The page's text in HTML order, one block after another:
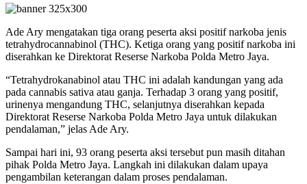
Ade Ary mengatakan tiga orang peserta aksi positif narkoba jenis
tetrahydrocannabinol (THC). Ketiga orang yang positif narkoba ini
diserahkan ke Direktorat Reserse Narkoba Polda Metro Jaya.
“Tetrahydrokanabinol atau THC ini adalah kandungan yang ada
pada cannabis sativa atau ganja. Terhadap 3 orang yang positif,
urinenya mengandung THC, selanjutnya diserahkan kepada
Direktorat Reserse Narkoba Polda Metro Jaya untuk dilakukan
pendalaman,” jelas Ade Ary.
Sampai hari ini, 93 orang peserta aksi tersebut pun masih ditahan
pihak Polda Metro Jaya. Langkah ini dilakukan dalam upaya
pengambilan keterangan dalam proses pendalaman.